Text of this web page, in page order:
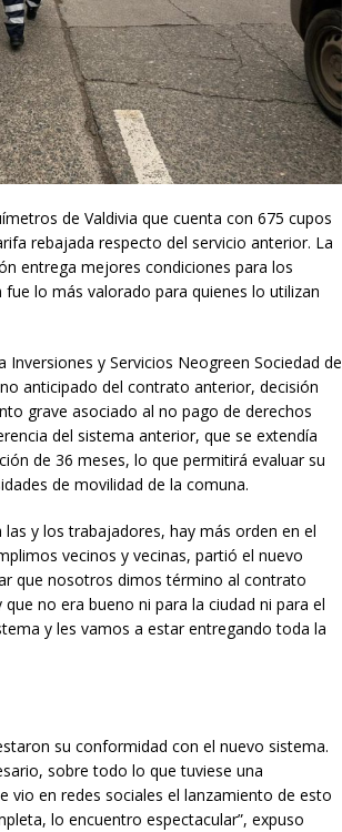
de Valdivia que cuenta con 675 cupos
rebajada respecto del servicio anterior. La
entrega mejores condiciones para los
lo más valorado para quienes lo utilizan
y Servicios Neogreen Sociedad de
anticipado del contrato anterior, decisión
grave asociado al no pago de derechos
del sistema anterior, que se extendía
de 36 meses, lo que permitirá evaluar su
de movilidad de la comuna.
y los trabajadores, hay más orden en el
vecinos y vecinas, partió el nuevo
que nosotros dimos término al contrato
no era bueno ni para la ciudad ni para el
y les vamos a estar entregando toda la
su conformidad con el nuevo sistema.
sobre todo lo que tuviese una
vio en redes sociales el lanzamiento de esto
lo encuentro espectacular”, expuso